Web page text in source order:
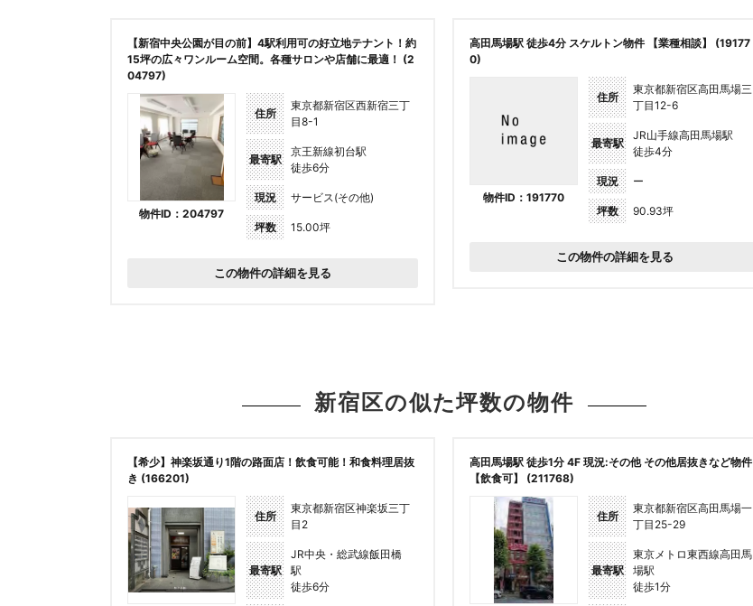
【新宿中央公園が目の前】4駅利用可の好立地テナント！約
15坪の広々ワンルーム空間。各種サロンや店舗に最適！ (2
04797)
物件ID：204797
住所
東京都新宿区西新宿三丁
目8-1
最寄駅
京王新線初台駅
徒歩6分
現況 サービス(その他)
坪数 15.00坪
この物件の詳細を見る
高田馬場駅 徒歩4分 スケルトン物件 【業種相談】 (19177
0)
物件ID：191770
住所
東京都新宿区高田馬場三
丁目12-6
最寄駅
JR山手線高田馬場駅
徒歩4分
現況 ー
坪数 90.93坪
この物件の詳細を見る
新宿区の似た坪数の物件
【希少】神楽坂通り1階の路面店！飲食可能！和食料理居抜
き (166201)
住所
東京都新宿区神楽坂三丁
目2
最寄駅
JR中央・総武線飯田橋
駅
徒歩6分
高田馬場駅 徒歩1分 4F 現況:その他 その他居抜きなど物件
【飲食可】 (211768)
住所
東京都新宿区高田馬場一
丁目25-29
最寄駅
東京メトロ東西線高田馬
場駅
徒歩1分